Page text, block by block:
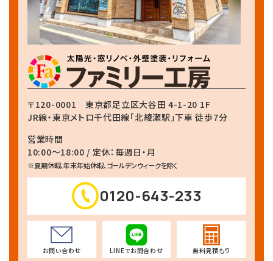
〒120-0001 東京都足立区大谷田 4-1-20 1F
JR線・東京メトロ千代田線「北綾瀬駅」下車 徒歩7分
営業時間
10:00～18:00 / 定休：毎週日・月
※夏期休暇、年末年始休暇、ゴールデンウィークを除く
0120-643-233
お問い合わせ LINEでお問合わせ 無料見積もり